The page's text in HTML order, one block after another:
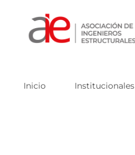
content
Inicio Institucionales